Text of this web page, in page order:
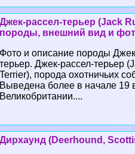
Джек-рассел-терьер (Jack
породы, внешний вид и
Фото и описание породы
терьер. Джек-рассел-терьер
Terrier), порода охотничьих
Выведена более в начале 19
Великобритании....
Дирхаунд (Deerhound,